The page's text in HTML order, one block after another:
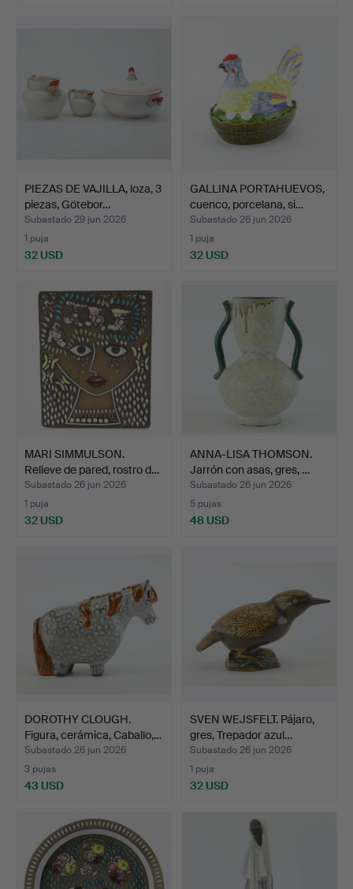
PIEZAS DE VAJILLA, loza, 3
piezas, Götebor…
Subastado 29 jun 2026
1 puja
32 USD
GALLINA PORTAHUEVOS,
cuenco, porcelana, si…
Subastado 26 jun 2026
1 puja
32 USD
MARI SIMMULSON.
Relieve de pared, rostro d…
Subastado 26 jun 2026
1 puja
32 USD
ANNA-LISA THOMSON.
Jarrón con asas, gres, …
Subastado 26 jun 2026
5 pujas
48 USD
DOROTHY CLOUGH.
Figura, cerámica, Caballo,…
Subastado 26 jun 2026
3 pujas
43 USD
SVEN WEJSFELT. Pájaro,
gres, Trepador azul…
Subastado 26 jun 2026
1 puja
32 USD